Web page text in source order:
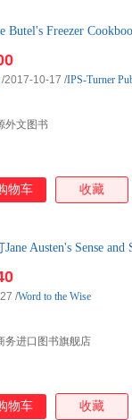
Butel's Freezer
外文图书
/2017-10-17 /IPS-Turner
物车 收藏
Austen's Sense
务进口图书旗舰店
/Word to the Wise
物车 收藏